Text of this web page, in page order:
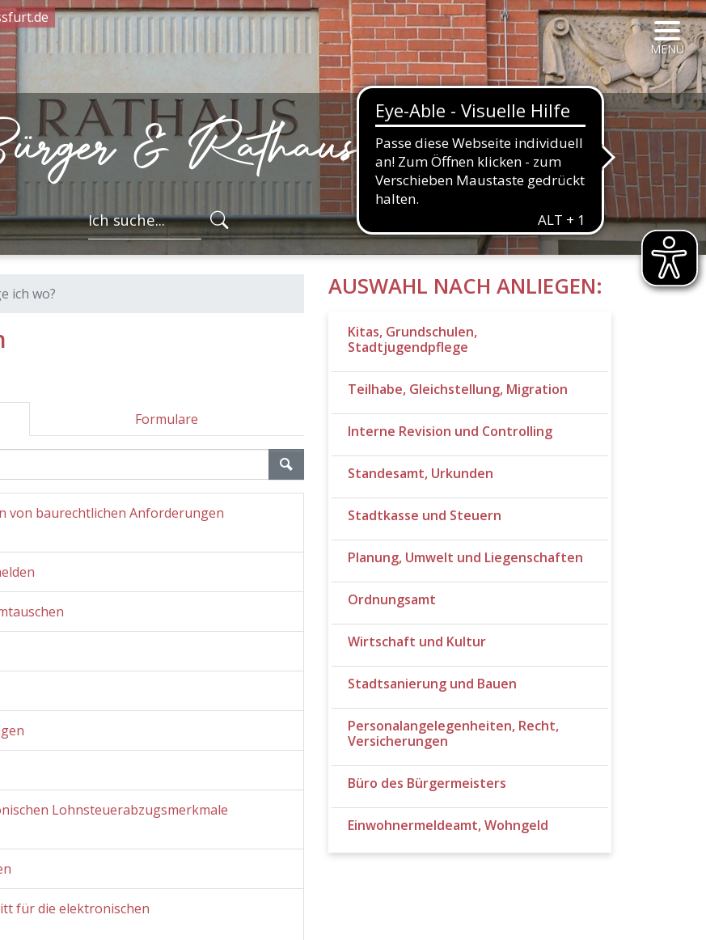
MENÜ
& Rathaus
FORMULARSCHALTFLÄCHE
ich wo?
Formulare
von baurechtlichen Anforderungen
Lohnsteuerabzugsmerkmale
für die elektronischen
AUSWAHL NACH ANLIEGEN:
Kitas, Grundschulen,
Stadtjugendpflege
Teilhabe, Gleichstellung, Migration
Interne Revision und Controlling
Standesamt, Urkunden
Stadtkasse und Steuern
Planung, Umwelt und Liegenschaften
Ordnungsamt
Wirtschaft und Kultur
Stadtsanierung und Bauen
Personalangelegenheiten, Recht,
Versicherungen
Büro des Bürgermeisters
Einwohnermeldeamt, Wohngeld